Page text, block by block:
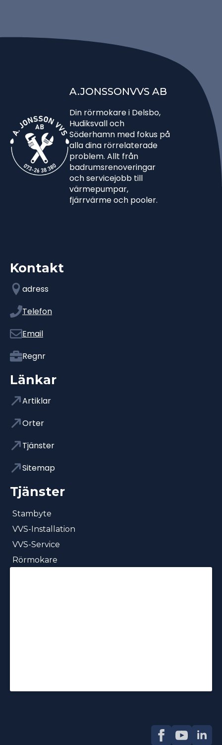
A.JONSSONVVS AB
Din rörmokare i Delsbo,
Hudiksvall och
Söderhamn med fokus på
alla dina rörrelaterade
problem. Allt från
badrumsrenoveringar
och servicejobb till
värmepumpar,
fjärrvärme och pooler.
Kontakt
adress
Telefon
Email
Regnr
Länkar
Artiklar
Orter
Tjänster
Sitemap
Tjänster
Stambyte
VVS-Installation
VVS-Service
Rörmokare